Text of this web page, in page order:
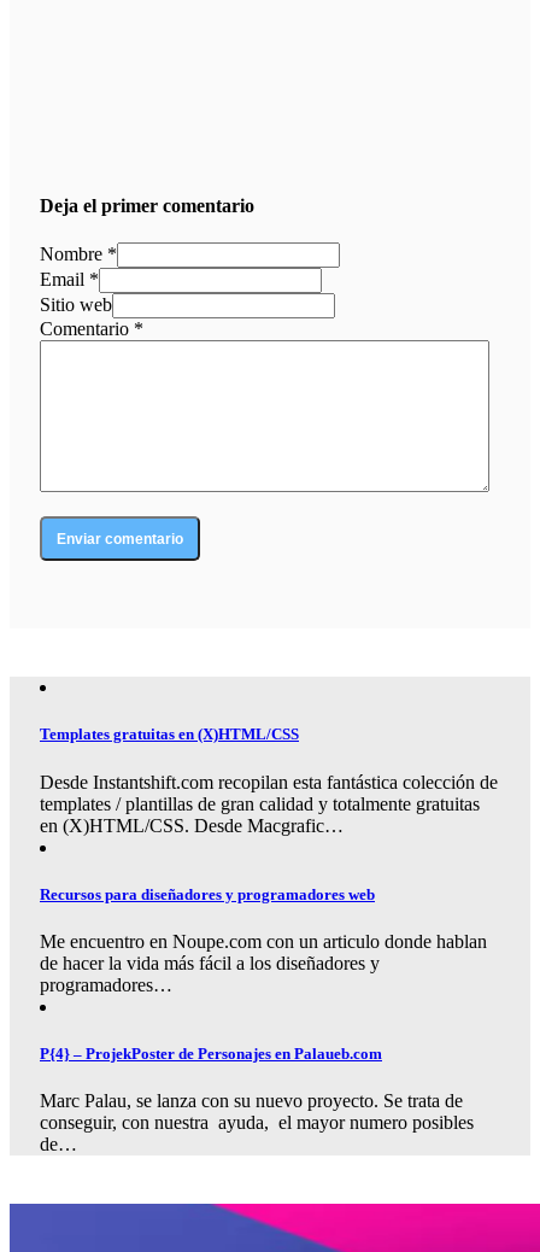
Deja el primer comentario
Nombre *
Email *
Sitio web
Comentario *
Templates gratuitas en (X)HTML/CSS
Desde Instantshift.com recopilan esta fantástica colección de
templates / plantillas de gran calidad y totalmente gratuitas
en (X)HTML/CSS. Desde Macgrafic…
Recursos para diseñadores y programadores web
Me encuentro en Noupe.com con un articulo donde hablan
de hacer la vida más fácil a los diseñadores y
programadores…
P{4} – ProjekPoster de Personajes en Palaueb.com
Marc Palau, se lanza con su nuevo proyecto. Se trata de
conseguir, con nuestra ayuda, el mayor numero posibles
de…